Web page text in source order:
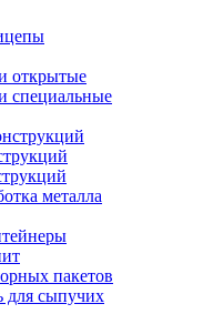
открытые
специальные
металла
пакетов
для сыпучих